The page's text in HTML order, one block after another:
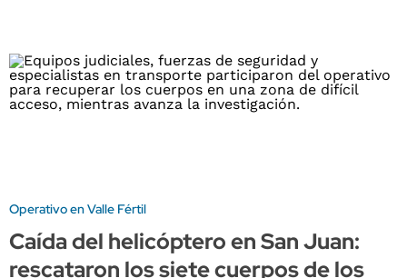
Operativo en Valle Fértil
Caída del helicóptero en San Juan:
rescataron los siete cuerpos de los